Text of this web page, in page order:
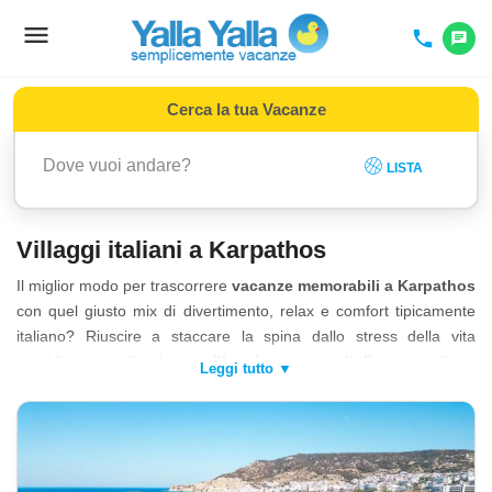
Toggle
menu phone chat
Cerca la tua Vacanze
LISTA
Villaggi italiani a Karpathos
Il miglior modo per trascorrere vacanze memorabili a Karpathos
con quel giusto mix di divertimento, relax e comfort tipicamente
italiano? Riuscire a staccare la spina dallo stress della vita
quotidiana scegliendo un villaggio vacanza italiano
sono strutture di ottima qualità che offrono diversi trattamenti e
per rendere la tua vacanza, tanto aspettata,
un'esperienza incredibile. Dotati dei migliori comfort, immersi nel